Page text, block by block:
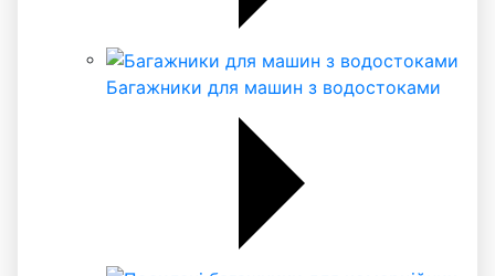
Багажники для машин з водостоками